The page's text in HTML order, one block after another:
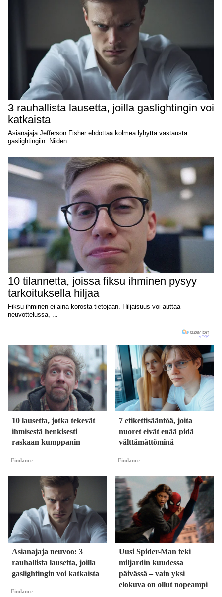
10 lausetta, jotka tekevät
ihmisestä henkisesti
raskaan kumppanin
Findance
7 etikettisääntöä, joita
nuoret eivät enää pidä
välttämättöminä
Findance
Asianajaja neuvoo: 3
rauhallista lausetta, joilla
gaslightingin voi katkaista
Findance
Uusi Spider-Man teki
miljardin kuudessa
päivässä – vain yksi
elokuva on ollut nopeampi